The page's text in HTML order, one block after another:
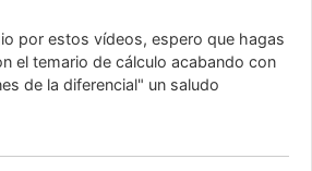
por estos vídeos, espero que hagas
el temario de cálculo acabando con
de la diferencial" un saludo